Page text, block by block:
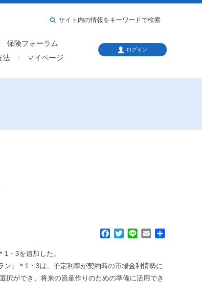
保険フォーラム
法
マイページ
サイト内の情報をキーワードで検索
ログイン
e
o
t
e
e
i
・3を追加した。
』＊1・3は、予定利率が契約時の市場金利情勢に
択ができ、将来の資産作りのための準備に活用でき